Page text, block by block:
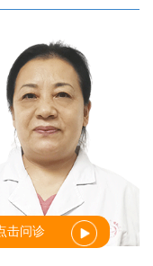
击问诊